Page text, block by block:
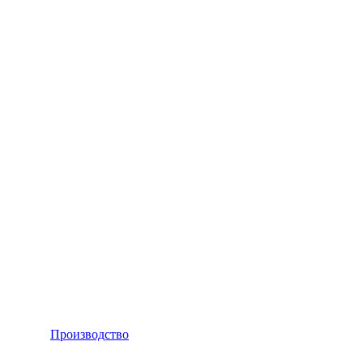
Производство